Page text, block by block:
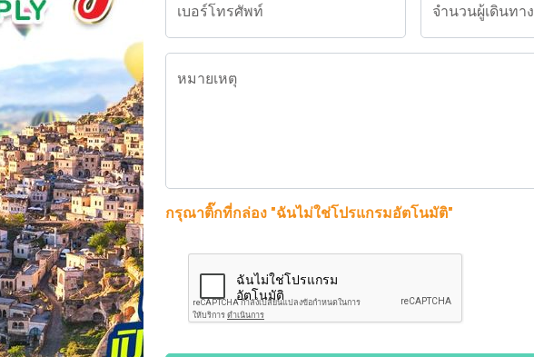
เบอร์โทรศัพท์ จำนวนผู้เดินทาง
หมายเหตุ
กรุณาติ๊กที่กล่อง "ฉันไม่ใช่โปรแกรมอัตโนมัติ"